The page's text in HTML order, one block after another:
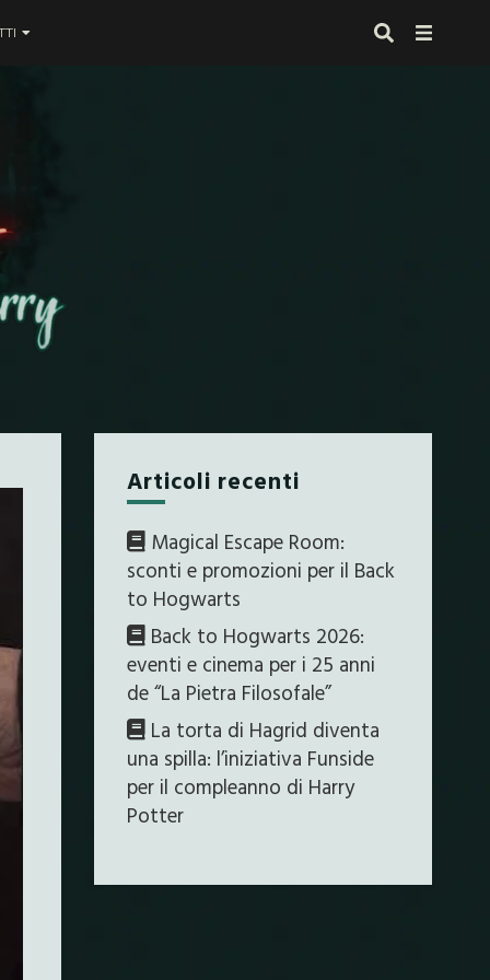
proprio alla fine
Articoli recenti
Magical Escape Room:
sconti e promozioni per il Back
to Hogwarts
Back to Hogwarts 2026:
eventi e cinema per i 25 anni
de “La Pietra Filosofale”
La torta di Hagrid diventa
una spilla: l’iniziativa Funside
per il compleanno di Harry
Potter